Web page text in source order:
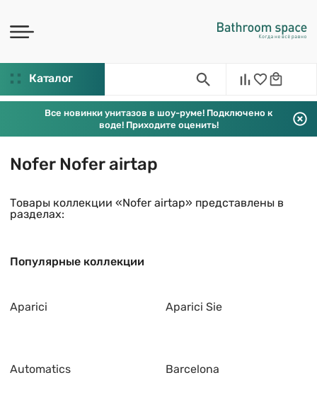
Каталог
Все новинки унитазов в шоу-руме! Подключено к
воде! Приходите оценить!
Nofer Nofer airtap
Товары коллекции «Nofer airtap» представлены в
разделах:
Популярные коллекции
Aparici Aparici Sie
Automatics Barcelona